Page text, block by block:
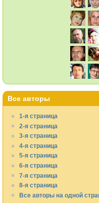
Все авторы
1-я страница
2-я страница
3-я страница
4-я страница
5-я страница
6-я страница
7-я страница
8-я страница
Все авторы на одной